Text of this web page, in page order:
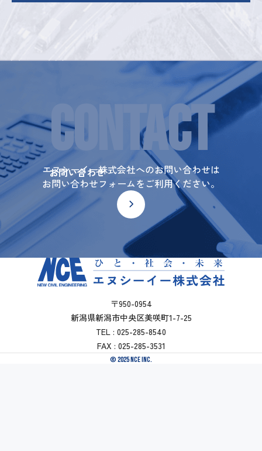
CONTACT
お問い合わせ
エヌシーイー株式会社へのお問い合わせは
お問い合わせフォームをご利用ください。
〒950-0954
新潟県新潟市中央区美咲町1-7-25
TEL : 025-285-8540
FAX : 025-285-3531
© 2025 NCE INC.